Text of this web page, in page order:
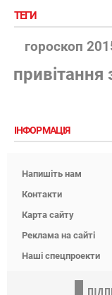
ТЕГИ
гороскоп
ІНФОРМАЦІЯ
Напишіть нам
Контакти
Карта сайту
Реклама на сайті
Наші спецпроекти